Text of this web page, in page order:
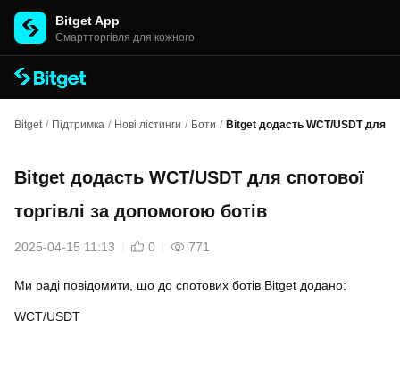
Bitget App
Cмартторгівля для кожного
Bitget / Підтримка / Нові лістинги / Боти / Bitget додасть WCT/USDT для
Bitget додасть WCT/USDT для спотової
торгівлі за допомогою ботів
2025-04-15 11:13 0 771
Ми раді повідомити, що до спотових ботів Bitget додано:
WCT/USDT